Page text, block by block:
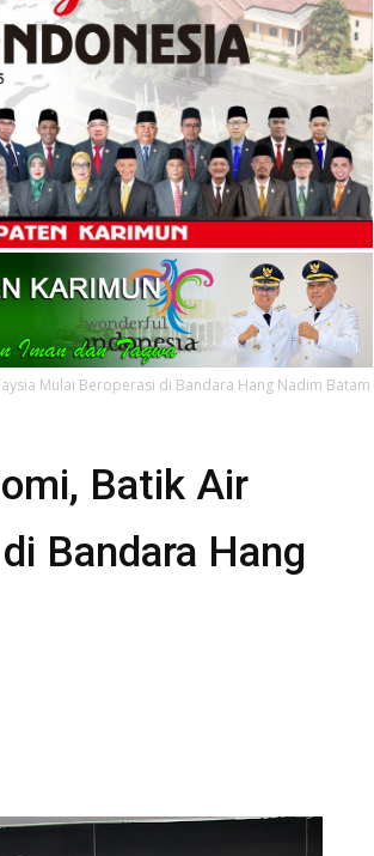
Mulai Beroperasi di Bandara Hang Nadim Batam
Batik Air
Bandara Hang